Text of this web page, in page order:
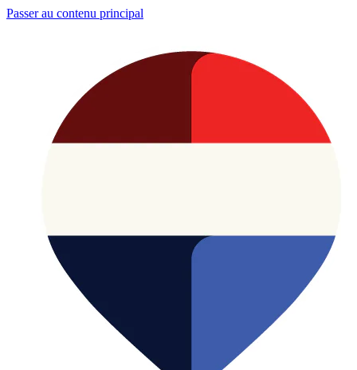
Passer au contenu principal